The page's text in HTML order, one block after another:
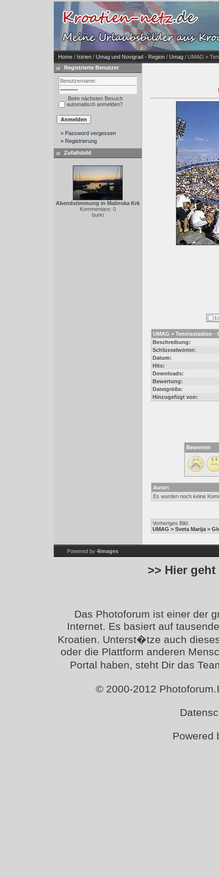
Home / Istrien / Umag und Novigrad - Region / Umag / UMAG >
Registrierte Benutzer
Beim nächsten Besuch
automatisch anmelden?
» Password vergessen
» Registrierung
Zufallsbild
Abendstimmung in Malinska Krk
Kommentare: 0
burki
UMAG > Tennisstadion -
Beschreibung:
Schlüsselwörter:
Datum:
Hits:
Downloads:
Bewertung:
Dateigröße:
Hinzugefügt von:
Bewerten
Autor:
Es wurden noch keine
Vorheriges Bild:
UMAG > Sveta Marija >
Powered by 4images
>> Hier
Das Photoforum ist einer der
Internet. Es basiert auf
Kroatien. Unterst�tze auch
oder die Plattform anderen
Portal haben, steht Dir das
© 2000-2012
Powered